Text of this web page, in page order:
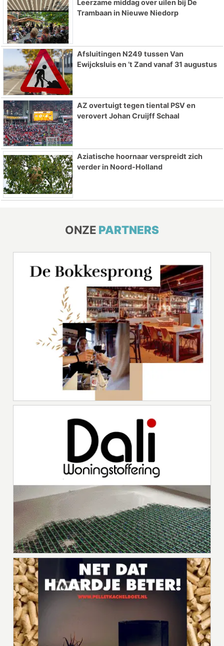
Leerzame middag over uilen bij De
Trambaan in Nieuwe Niedorp
Afsluitingen N249 tussen Van
Ewijcksluis en ’t Zand vanaf 31 augustus
AZ overtuigt tegen tiental PSV en
verovert Johan Cruijff Schaal
Aziatische hoornaar verspreidt zich
verder in Noord-Holland
ONZE PARTNERS